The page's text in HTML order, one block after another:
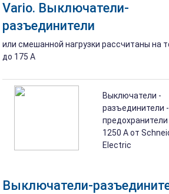
Vario. Выключатели-
разъединители
или смешанной нагрузки рассчитаны на
до 175 A
Выключатели-
Выключатели -
разъединители -
предохранители
1250 A от
Electric